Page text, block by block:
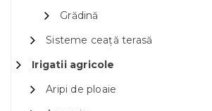
Grădină
Sisteme ceață terasă
Irigatii agricole
Aripi de ploaie